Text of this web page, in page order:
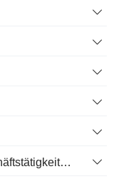
Gewinne aus fortlaufenden Geschäftstätigkeiten, 1 Jahr Wachstumsrate %